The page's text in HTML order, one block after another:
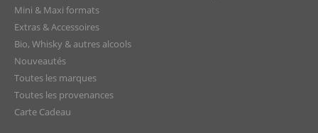
Mini & Maxi formats
Extras & Accessoires
Bio, Whisky & autres alcools
Nouveautés
Toutes les marques
Toutes les provenances
Carte Cadeau